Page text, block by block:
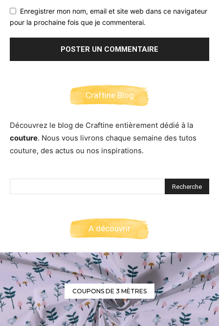
Enregistrer mon nom, email et site web dans ce navigateur
pour la prochaine fois que je commenterai.
Craftine Blog
Découvrez le blog de Craftine entièrement dédié à la
couture. Nous vous livrons chaque semaine des tutos
couture, des actus ou nos inspirations.
A découvrir
COUPONS DE 3 MÈTRES